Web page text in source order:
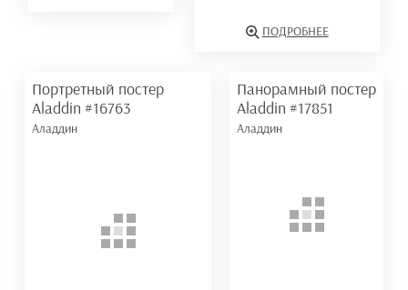
ПОДРОБНЕЕ
Портретный постер
Aladdin #16763
Аладдин
Панорамный постер
Aladdin #17851
Аладдин